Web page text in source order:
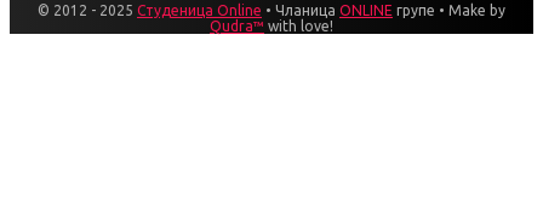
© 2012 - 2025 Студеница Online • Чланица ONLINE групе • Make by
Qudra™ with love!